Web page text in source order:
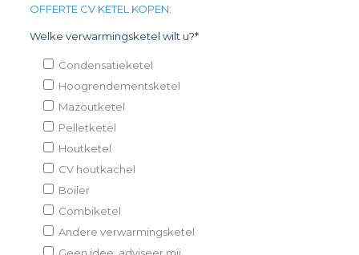
OFFERTE CV KETEL KOPEN:
Welke verwarmingsketel wilt u?*
Condensatieketel
Hoogrendementsketel
Mazoutketel
Pelletketel
Houtketel
CV houtkachel
Boiler
Combiketel
Andere verwarmingsketel
Geen idee, adviseer mij